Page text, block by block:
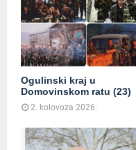
Ogulinski kraj u
Domovinskom ratu (23)
2. kolovoza 2026.